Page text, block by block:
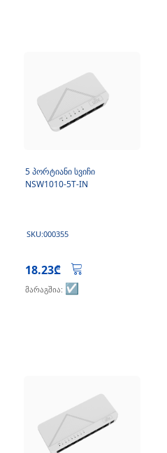
5 პორტიანი სვიჩი
NSW1010-5T-IN
SKU:000355
18.23₾
მარაგშია: ☑️